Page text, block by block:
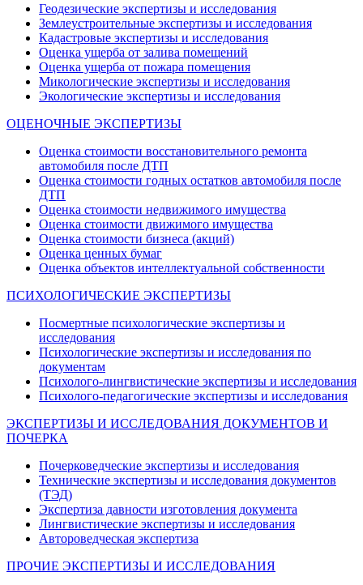
Геодезические экспертизы и исследования
Землеустроительные экспертизы и исследования
Кадастровые экспертизы и исследования
Оценка ущерба от залива помещений
Оценка ущерба от пожара помещения
Микологические экспертизы и исследования
Экологические экспертизы и исследования
ОЦЕНОЧНЫЕ ЭКСПЕРТИЗЫ
Оценка стоимости восстановительного ремонта
автомобиля после ДТП
Оценка стоимости годных остатков автомобиля после
ДТП
Оценка стоимости недвижимого имущества
Оценка стоимости движимого имущества
Оценка стоимости бизнеса (акций)
Оценка ценных бумаг
Оценка объектов интеллектуальной собственности
ПСИХОЛОГИЧЕСКИЕ ЭКСПЕРТИЗЫ
Посмертные психологические экспертизы и
исследования
Психологические экспертизы и исследования по
документам
Психолого-лингвистические экспертизы и исследования
Психолого-педагогические экспертизы и исследования
ЭКСПЕРТИЗЫ И ИССЛЕДОВАНИЯ ДОКУМЕНТОВ И
ПОЧЕРКА
Почерковедческие экспертизы и исследования
Технические экспертизы и исследования документов
(ТЭД)
Экспертиза давности изготовления документа
Лингвистические экспертизы и исследования
Автороведческая экспертиза
ПРОЧИЕ ЭКСПЕРТИЗЫ И ИССЛЕДОВАНИЯ